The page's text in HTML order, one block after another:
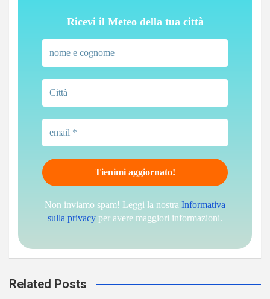
Ricevi il Meteo della tua città
Non inviamo spam! Leggi la nostra Informativa
sulla privacy per avere maggiori informazioni.
Related Posts